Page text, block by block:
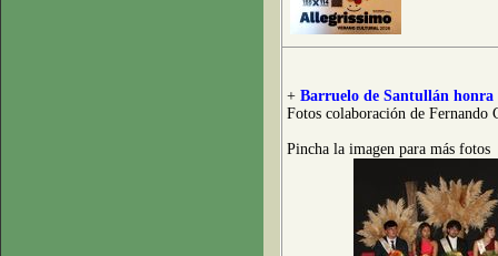
+ Barruelo de Santullán honra
Fotos colaboración de Fernando
Pincha la imagen para más fotos